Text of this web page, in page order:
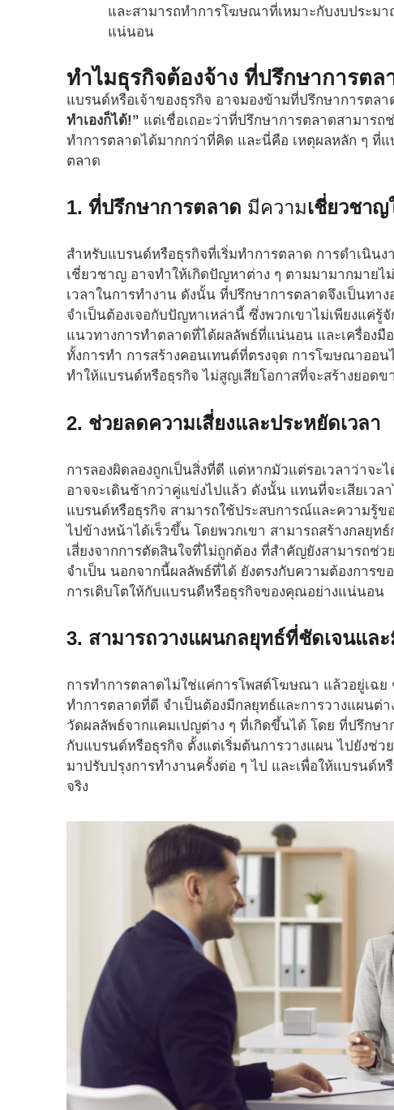
และสามารถทำการโฆษณาที่เหมาะกับงบประม
แน่นอน
ทำไมธุรกิจต้องจ้าง ที่ปรึกษาการตล
แบรนด์หรือเจ้าของธุรกิจ อาจมองข้ามที่ปรึกษาการตลา
ทำเองก็ได้!” แต่เชื่อเถอะว่าที่ปรึกษาการตลาดสามาร
ทำการตลาดได้มากกว่าที่คิด และนี่คือ เหตุผลหลัก ๆ ที่
ตลาด
1. ที่ปรึกษาการตลาด มีความเชี่ยวชา
สำหรับแบรนด์หรือธุรกิจที่เริ่มทำการตลาด การดำเนิ
เชี่ยวชาญ อาจทำให้เกิดปัญหาต่าง ๆ ตามมามากมายไ
เวลาในการทำงาน ดังนั้น ที่ปรึกษาการตลาดจึงเป็นท
จำเป็นต้องเจอกับปัญหาเหล่านี้ ซึ่งพวกเขาไม่เพียงแค่รู้
แนวทางการทำตลาดที่ได้ผลลัพธ์ที่แน่นอน และเครื่องมื
ทั้งการทำ การสร้างคอนเทนต์ที่ตรงจุด การโฆษณาออน
ทำให้แบรนด์หรือธุรกิจ ไม่สูญเสียโอกาสที่จะสร้างยอดข
2. ช่วยลดความเสี่ยงและประหยัดเวลา
การลองผิดลองถูกเป็นสิ่งที่ดี แต่หากมัวแต่รอเวลาว่าจ
อาจจะเดินช้ากว่าคู่แข่งไปแล้ว ดังนั้น แทนที่จะเสียเวล
แบรนด์หรือธุรกิจ สามารถใช้ประสบการณ์และความรู้ข
ไปข้างหน้าได้เร็วขึ้น โดยพวกเขา สามารถสร้างกลยุ
เสี่ยงจากการตัดสินใจที่ไม่ถูกต้อง ที่สำคัญยังสามารถช่
จำเป็น นอกจากนี้ผลลัพธ์ที่ได้ ยังตรงกับความต้องการ
การเติบโตให้กับแบรนดืหรือธุรกิจของคุณอย่างแน่นอน
3. สามารถวางแผนกลยุทธ์ที่ชัดเจนและ
การทำการตลาดไม่ใช่แค่การโพสต์โฆษณา แล้วอยู่เฉย
ทำการตลาดที่ดี จำเป็นต้องมีกลยุทธ์และการวางแผนต่
วัดผลลัพธ์จากแคมเปญต่าง ๆ ที่เกิดขึ้นได้ โดย ที่ปรึกษ
กับแบรนด์หรือธุรกิจ ตั้งแต่เริ่มต้นการวางแผน ไปยังช่
มาปรับปรุงการทำงานครั้งต่อ ๆ ไป และเพื่อให้แบรนด์
จริง